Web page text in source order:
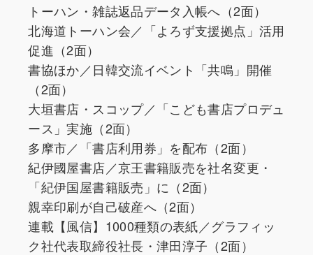
トーハン・雑誌返品データ入帳へ（2面）
北海道トーハン会／「よろず支援拠点」活用
促進（2面）
書協ほか／日韓交流イベント「共鳴」開催
（2面）
大垣書店・スコップ／「こども書店プロデュ
ース」実施（2面）
多摩市／「書店利用券」を配布（2面）
紀伊國屋書店／京王書籍販売を社名変更・
「紀伊国屋書籍販売」に（2面）
親幸印刷が自己破産へ（2面）
連載【風信】1000種類の表紙／グラフィッ
ク社代表取締役社長・津田淳子（2面）